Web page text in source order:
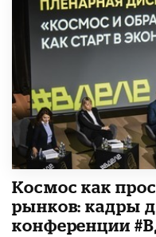
Космос как
рынков: кадры
конференции